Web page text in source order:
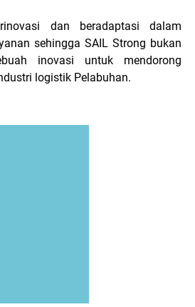
dan beradaptasi dalam
sehingga SAIL Strong bukan
inovasi untuk mendorong
logistik Pelabuhan.